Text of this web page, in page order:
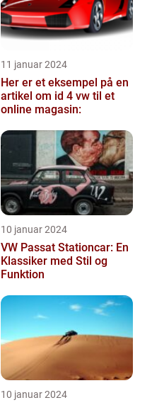
11 januar 2024
Her er et eksempel på en
artikel om id 4 vw til et
online magasin:
10 januar 2024
VW Passat Stationcar: En
Klassiker med Stil og
Funktion
10 januar 2024